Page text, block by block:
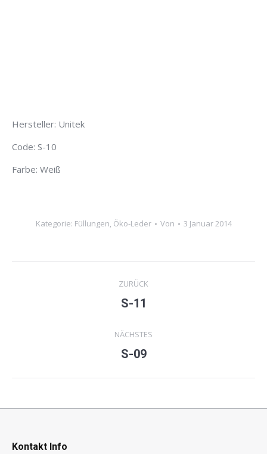
Hersteller: Unitek
Code: S-10
Farbe: Weiß
Kategorie: Füllungen, Öko-Leder Von 3 Januar 2014
ZURÜCK
Previous
S-11
NÄCHSTES
Next
S-09
Kontakt Info